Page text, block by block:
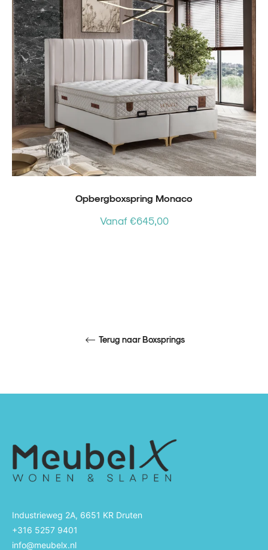
Opbergboxspring Monaco
Vanaf €645,00
Terug naar Boxsprings
Industrieweg 2A, 6651 KR Druten
+316 5257 9401
info@meubelx.nl